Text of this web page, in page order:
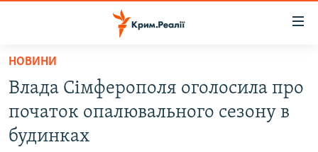
Перейти
основного
матеріалу
Перейти
до
ВОДА.КРИМ
ВІДЕО ТА ФОТО
НОВИНИ
Влада Сімферополя оголосила про
початок опалювального сезону в
будинках